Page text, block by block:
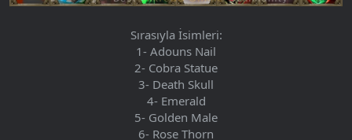
Sırasıyla İsimleri:
1- Adouns Nail
2- Cobra Statue
3- Death Skull
4- Emerald
5- Golden Male
6- Rose Thorn